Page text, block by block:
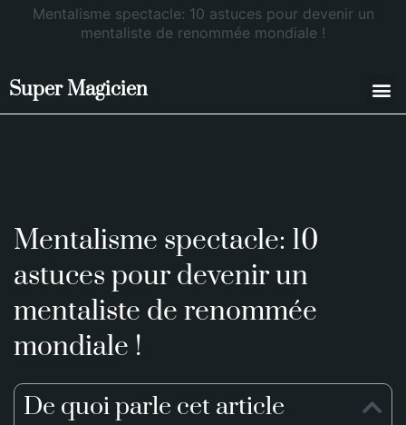
Mentalisme spectacle: 10 astuces pour devenir un
mentaliste de renommée mondiale !
Super Magicien
Mentalisme spectacle: 10
astuces pour devenir un
mentaliste de renommée
mondiale !
De quoi parle cet article